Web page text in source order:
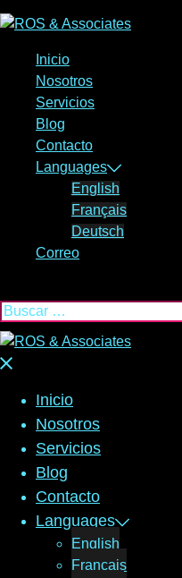
al
contenido
Inicio
Nosotros
Servicios
Blog
Contacto
Languages
English
Français
Deutsch
Correo
Buscar:
Cerrar
Inicio
Nosotros
Servicios
Blog
Contacto
Languages
English
Français